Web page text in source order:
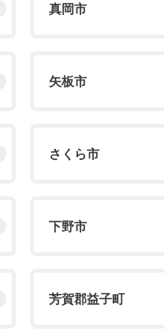
真岡市
矢板市
さくら市
下野市
芳賀郡益子町